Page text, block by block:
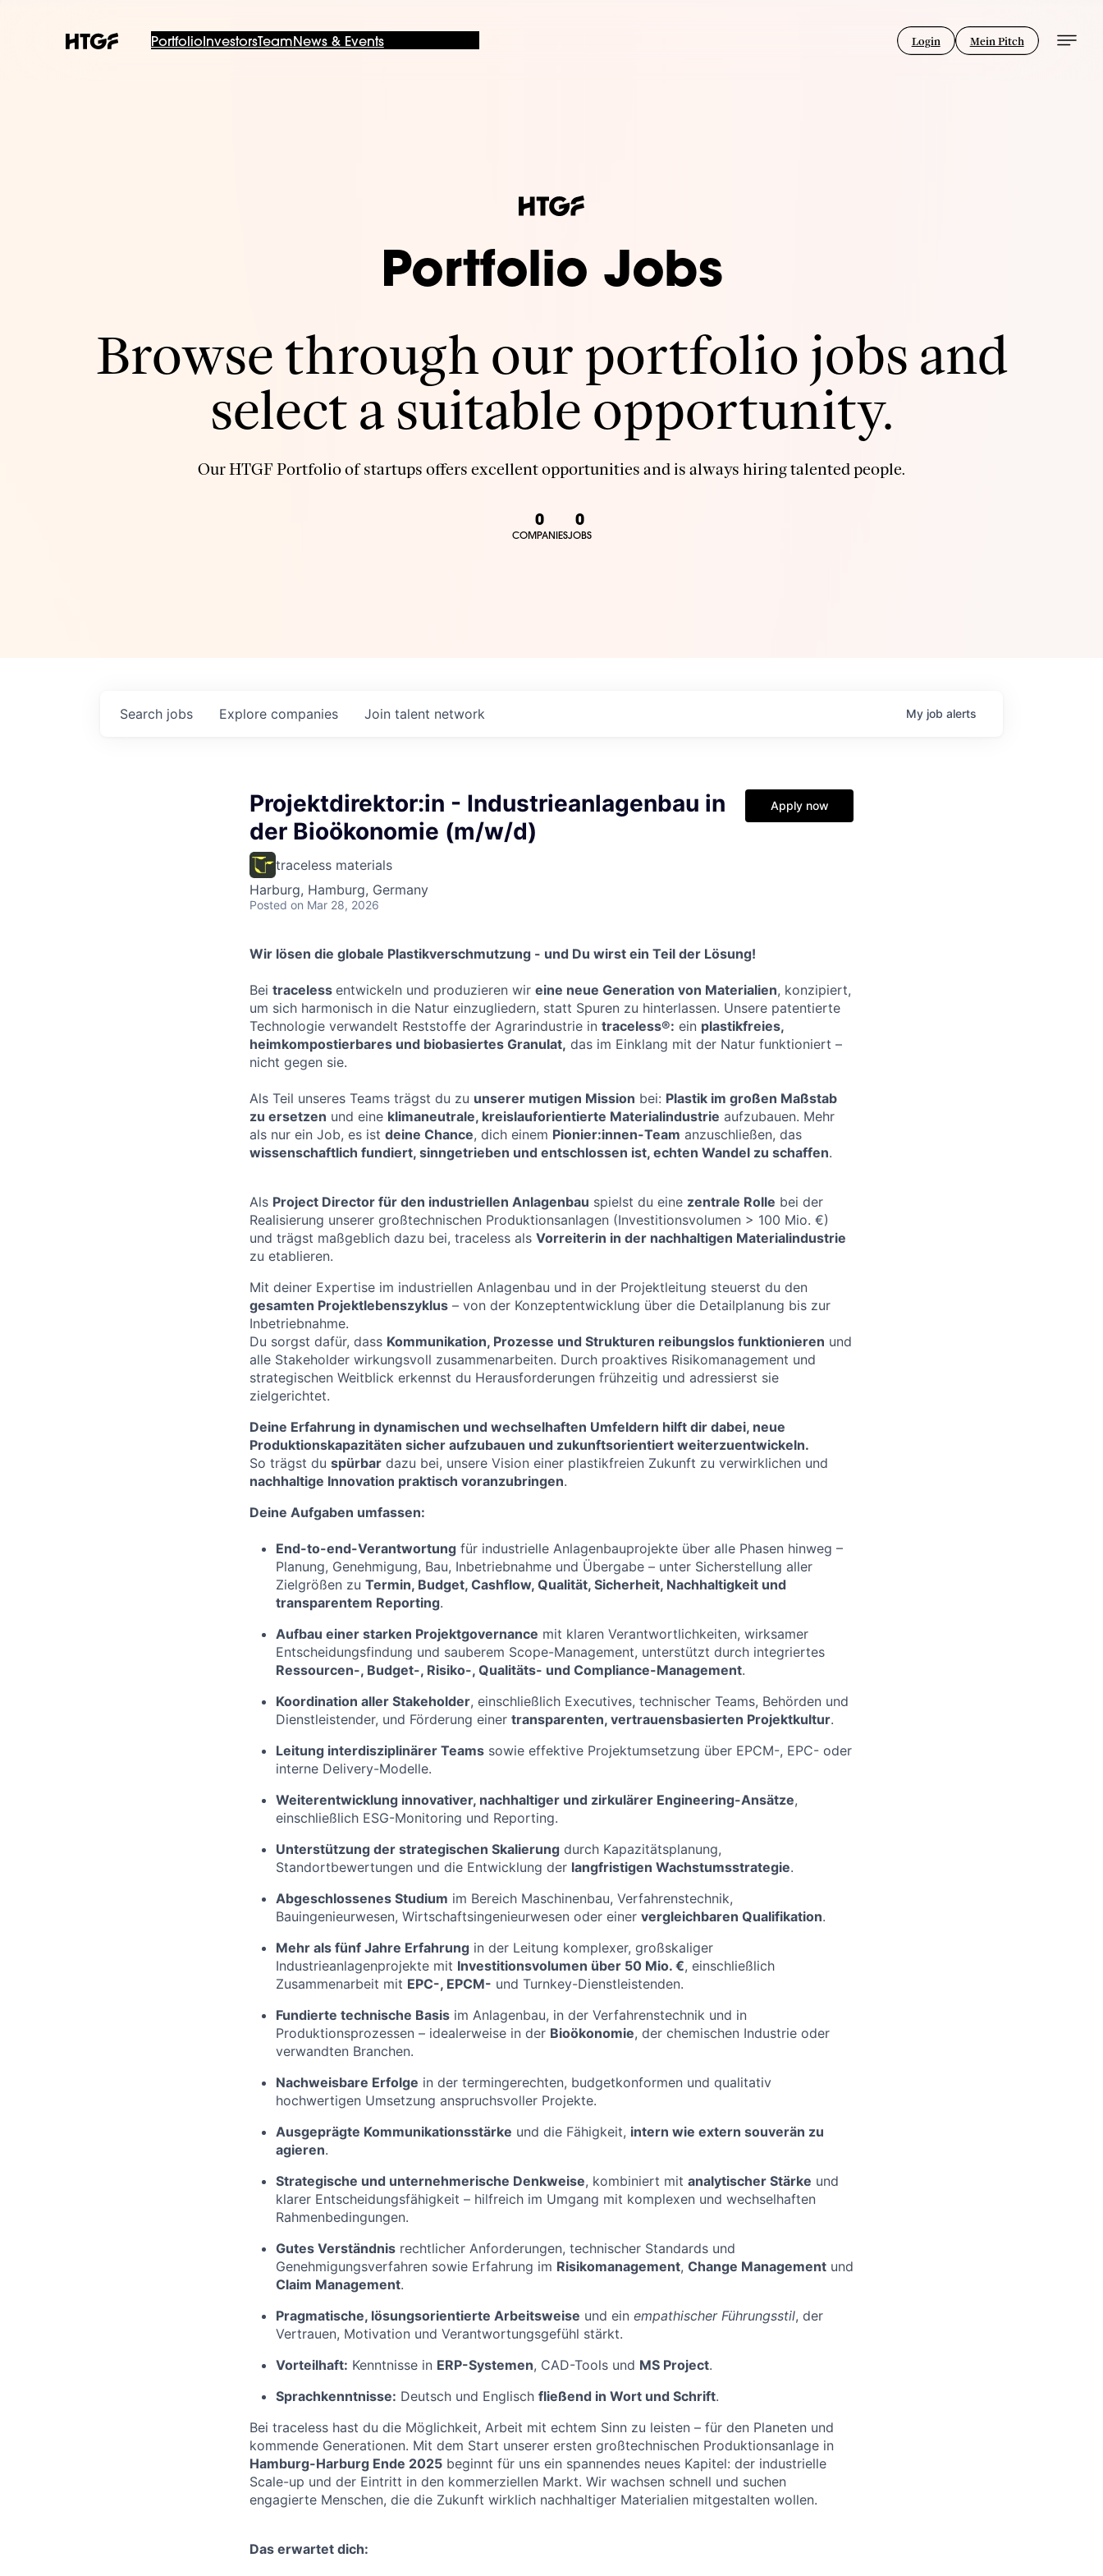
PortfolioInvestorsTeam News & Events Login Mein Pitch
Portfolio Jobs
Browse through our portfolio jobs and
select a suitable opportunity.
Our HTGF Portfolio of startups offers excellent opportunities and is always hiring talented people.
0
COMPANIES
0
JOBS
Search jobs Explore companies Join talent network My job alerts
Projektdirektor:in - Industrieanlagenbau in
der Bioökonomie (m/w/d)
traceless materials
Harburg, Hamburg, Germany
Posted on Mar 28, 2026
Apply now
Wir lösen die globale Plastikverschmutzung - und Du wirst ein Teil der Lösung!
Bei traceless entwickeln und produzieren wir eine neue Generation von Materialien, konzipiert,
um sich harmonisch in die Natur einzugliedern, statt Spuren zu hinterlassen. Unsere patentierte
Technologie verwandelt Reststoffe der Agrarindustrie in traceless®: ein plastikfreies,
heimkompostierbares und biobasiertes Granulat, das im Einklang mit der Natur funktioniert –
nicht gegen sie.
Als Teil unseres Teams trägst du zu unserer mutigen Mission bei: Plastik im großen Maßstab
zu ersetzen und eine klimaneutrale, kreislauforientierte Materialindustrie aufzubauen. Mehr
als nur ein Job, es ist deine Chance, dich einem Pionier:innen-Team anzuschließen, das
wissenschaftlich fundiert, sinngetrieben und entschlossen ist, echten Wandel zu schaffen.
Als Project Director für den industriellen Anlagenbau spielst du eine zentrale Rolle bei der
Realisierung unserer großtechnischen Produktionsanlagen (Investitionsvolumen > 100 Mio. €)
und trägst maßgeblich dazu bei, traceless als Vorreiterin in der nachhaltigen Materialindustrie
zu etablieren.
Mit deiner Expertise im industriellen Anlagenbau und in der Projektleitung steuerst du den
gesamten Projektlebenszyklus – von der Konzeptentwicklung über die Detailplanung bis zur
Inbetriebnahme.
Du sorgst dafür, dass Kommunikation, Prozesse und Strukturen reibungslos funktionieren und
alle Stakeholder wirkungsvoll zusammenarbeiten. Durch proaktives Risikomanagement und
strategischen Weitblick erkennst du Herausforderungen frühzeitig und adressierst sie
zielgerichtet.
Deine Erfahrung in dynamischen und wechselhaften Umfeldern hilft dir dabei, neue
Produktionskapazitäten sicher aufzubauen und zukunftsorientiert weiterzuentwickeln.
So trägst du spürbar dazu bei, unsere Vision einer plastikfreien Zukunft zu verwirklichen und
nachhaltige Innovation praktisch voranzubringen.
Deine Aufgaben umfassen:
End-to-end-Verantwortung für industrielle Anlagenbauprojekte über alle Phasen hinweg –
Planung, Genehmigung, Bau, Inbetriebnahme und Übergabe – unter Sicherstellung aller
Zielgrößen zu Termin, Budget, Cashflow, Qualität, Sicherheit, Nachhaltigkeit und
transparentem Reporting.
Aufbau einer starken Projektgovernance mit klaren Verantwortlichkeiten, wirksamer
Entscheidungsfindung und sauberem Scope-Management, unterstützt durch integriertes
Ressourcen-, Budget-, Risiko-, Qualitäts- und Compliance-Management.
Koordination aller Stakeholder, einschließlich Executives, technischer Teams, Behörden und
Dienstleistender, und Förderung einer transparenten, vertrauensbasierten Projektkultur.
Leitung interdisziplinärer Teams sowie effektive Projektumsetzung über EPCM-, EPC- oder
interne Delivery-Modelle.
Weiterentwicklung innovativer, nachhaltiger und zirkulärer Engineering-Ansätze,
einschließlich ESG-Monitoring und Reporting.
Unterstützung der strategischen Skalierung durch Kapazitätsplanung,
Standortbewertungen und die Entwicklung der langfristigen Wachstumsstrategie.
Abgeschlossenes Studium im Bereich Maschinenbau, Verfahrenstechnik,
Bauingenieurwesen, Wirtschaftsingenieurwesen oder einer vergleichbaren Qualifikation.
Mehr als fünf Jahre Erfahrung in der Leitung komplexer, großskaliger
Industrieanlagenprojekte mit Investitionsvolumen über 50 Mio. €, einschließlich
Zusammenarbeit mit EPC-, EPCM- und Turnkey-Dienstleistenden.
Fundierte technische Basis im Anlagenbau, in der Verfahrenstechnik und in
Produktionsprozessen – idealerweise in der Bioökonomie, der chemischen Industrie oder
verwandten Branchen.
Nachweisbare Erfolge in der termingerechten, budgetkonformen und qualitativ
hochwertigen Umsetzung anspruchsvoller Projekte.
Ausgeprägte Kommunikationsstärke und die Fähigkeit, intern wie extern souverän zu
agieren.
Strategische und unternehmerische Denkweise, kombiniert mit analytischer Stärke und
klarer Entscheidungsfähigkeit – hilfreich im Umgang mit komplexen und wechselhaften
Rahmenbedingungen.
Gutes Verständnis rechtlicher Anforderungen, technischer Standards und
Genehmigungsverfahren sowie Erfahrung im Risikomanagement, Change Management und
Claim Management.
Pragmatische, lösungsorientierte Arbeitsweise und ein empathischer Führungsstil, der
Vertrauen, Motivation und Verantwortungsgefühl stärkt.
Vorteilhaft: Kenntnisse in ERP-Systemen, CAD-Tools und MS Project.
Sprachkenntnisse: Deutsch und Englisch fließend in Wort und Schrift.
Bei traceless hast du die Möglichkeit, Arbeit mit echtem Sinn zu leisten – für den Planeten und
kommende Generationen. Mit dem Start unserer ersten großtechnischen Produktionsanlage in
Hamburg-Harburg Ende 2025 beginnt für uns ein spannendes neues Kapitel: der industrielle
Scale-up und der Eintritt in den kommerziellen Markt. Wir wachsen schnell und suchen
engagierte Menschen, die die Zukunft wirklich nachhaltiger Materialien mitgestalten wollen.
Das erwartet dich: